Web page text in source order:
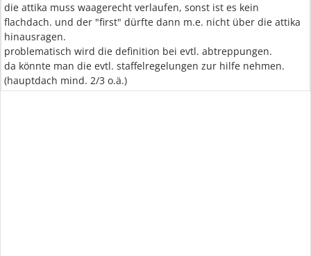
die attika muss waagerecht verlaufen, sonst ist es kein
flachdach. und der "first" dürfte dann m.e. nicht über die attika
hinausragen.
problematisch wird die definition bei evtl. abtreppungen.
da könnte man die evtl. staffelregelungen zur hilfe nehmen.
(hauptdach mind. 2/3 o.ä.)